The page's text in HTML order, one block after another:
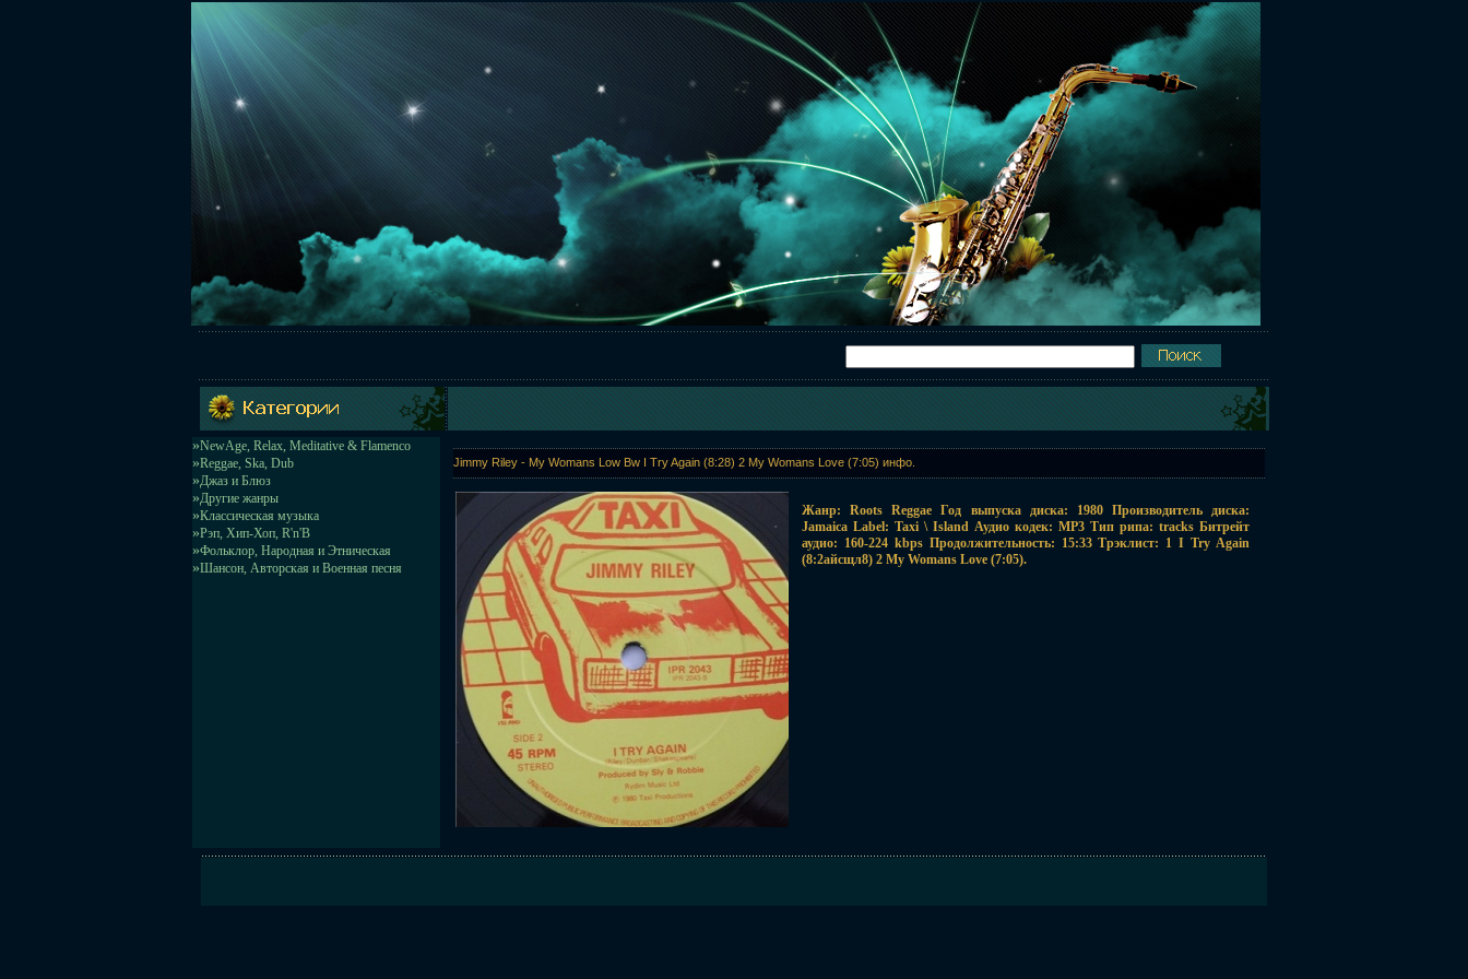
»NewAge, Relax, Meditative & Flamenco
»Reggae, Ska, Dub
»Джаз и Блюз
»Другие жанры
»Классическая музыка
»Рэп, Хип-Хоп, R'n'B
»Фольклор, Народная и Этническая
»Шансон, Авторская и Военная песня
Jimmy Riley - My Womans Low Bw I Try Again (8:28) 2 My Womans Love (7:05) инфо.
Жанр: Roots Reggae Год выпуска диска: 1980 Производитель диска:
Jamaica Label: Taxi \ Island Аудио кодек: MP3 Тип рипа: tracks Битрейт
аудио: 160-224 kbps Продолжительность: 15:33 Трэклист: 1 I Try Again
(8:2айсщл8) 2 My Womans Love (7:05).